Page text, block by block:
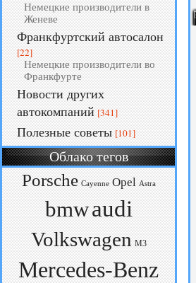
Немецкие производители в
Женеве
Франкфуртский автосалон
[22]
Немецкие производители во
Франкфурте
Новости других
автокомпаний [341]
Полезные советы [101]
Облако тегов
Porsche Cayenne Opel Astra
bmwaudi
Volkswagen M3
Mercedes-Benz